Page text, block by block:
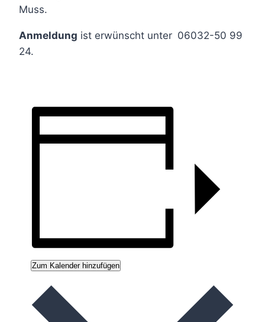
Muss.
Anmeldung ist erwünscht unter 06032-50 99
24.
Zum Kalender hinzufügen